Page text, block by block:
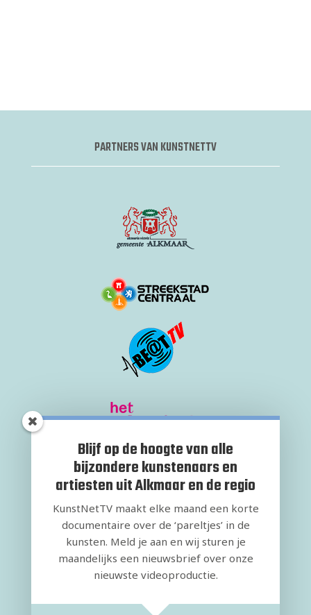
PARTNERS VAN KUNSTNETTV
Blijf op de hoogte van alle
bijzondere kunstenaars en
artiesten uit Alkmaar en de regio
KunstNetTV maakt elke maand een korte
documentaire over de ‘pareltjes’ in de
kunsten. Meld je aan en wij sturen je
maandelijks een nieuwsbrief over onze
nieuwste videoproductie.